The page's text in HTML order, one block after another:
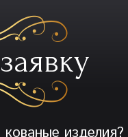
изделия?